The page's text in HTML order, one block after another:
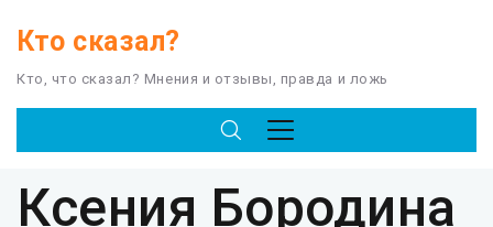
Кто сказал?
Кто, что сказал? Мнения и отзывы, правда и ложь
Ксения Бородина